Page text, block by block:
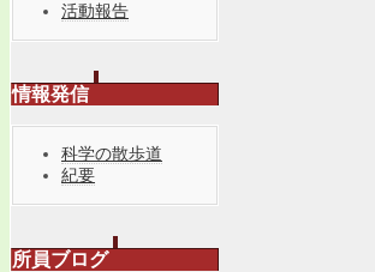
活動報告
情報発信
科学の散歩道
紀要
所員ブログ